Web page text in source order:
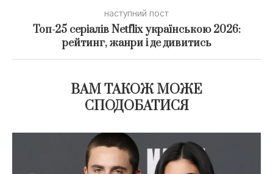
наступний пост
Топ-25 серіалів Netflix українською 2026:
рейтинг, жанри і де дивитись
ВАМ ТАКОЖ МОЖЕ
СПОДОБАТИСЯ